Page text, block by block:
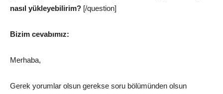
nasıl yükleyebilirim? [/question]
Bizim cevabımız:
Merhaba,
Gerek yorumlar olsun gerekse soru bölümünden olsun